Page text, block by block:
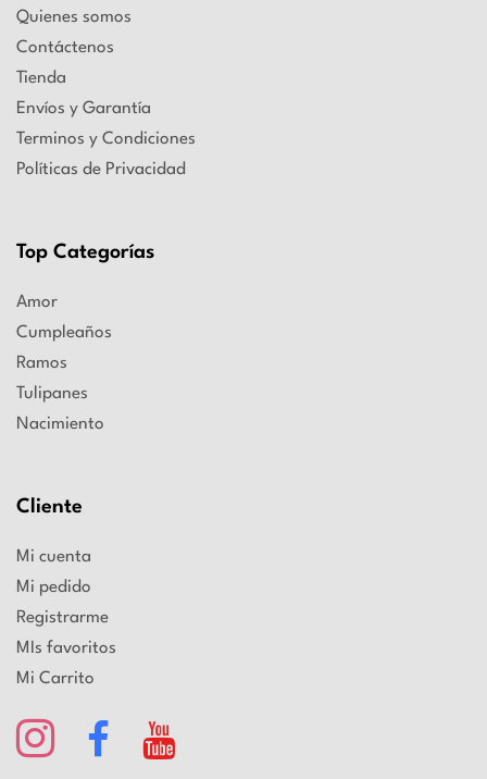
Quienes somos
Contáctenos
Tienda
Envíos y Garantía
Terminos y Condiciones
Políticas de Privacidad
Top Categorías
Amor
Cumpleaños
Ramos
Tulipanes
Nacimiento
Cliente
Mi cuenta
Mi pedido
Registrarme
MIs favoritos
Mi Carrito